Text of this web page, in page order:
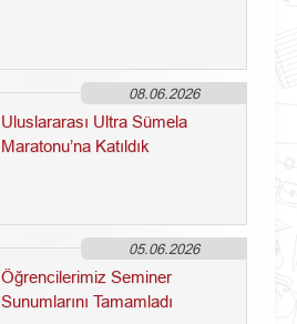
08.06.2026
Uluslararası Ultra Sümela
Maratonu’na Katıldık
05.06.2026
Öğrencilerimiz Seminer
Sunumlarını Tamamladı